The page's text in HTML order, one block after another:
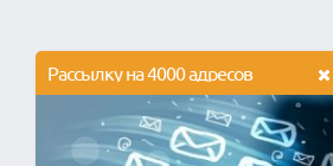
Рассылку на 4000 адресов